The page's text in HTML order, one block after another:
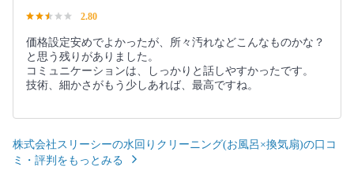
2.80
価格設定安めでよかったが、所々汚れなどこんなものかな？
と思う残りがありました。
コミュニケーションは、しっかりと話しやすかったです。
技術、細かさがもう少しあれば、最高ですね。
株式会社スリーシーの水回りクリーニング(お風呂×換気扇)の口コ
ミ・評判をもっとみる